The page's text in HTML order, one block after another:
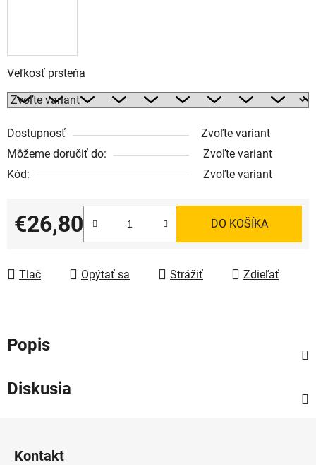
Veľkosť prsteňa
Dostupnosť
Zvoľte variant
Môžeme doručiť do:
Zvoľte variant
Kód:
Zvoľte variant
€26,80
Jednotková cena:
DO KOŠÍKA
Tlač Opýtať sa Strážiť Zdieľať
Popis
Diskusia
Kontakt